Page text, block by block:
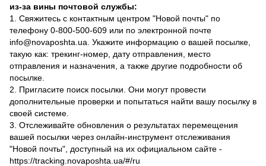
из-за вины почтовой службы:
1. Свяжитесь с контактным центром "Новой почты" по
телефону 0-800-500-609 или по электронной почте
info@novaposhta.ua. Укажите информацию о вашей посылке,
такую как: трекинг-номер, дату отправления, место
отправления и назначения, а также другие подробности об
посылке.
2. Пригласите поиск посылки. Они могут провести
дополнительные проверки и попытаться найти вашу посылку в
своей системе.
3. Отслеживайте обновления о результатах перемещения
вашей посылки через онлайн-инструмент отслеживания
"Новой почты", доступный на их официальном сайте -
https://tracking.novaposhta.ua/#/ru